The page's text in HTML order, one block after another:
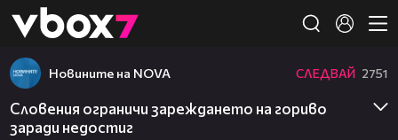
👾
Новините на NOVA СЛЕДВАЙ 2751
Словения ограничи зареждането на гориво
заради недостиг